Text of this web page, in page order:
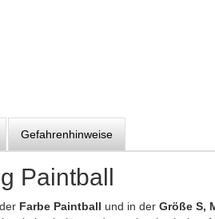
Gefahrenhinweise
Paintball
Farbe Paintball und in der Größe S,